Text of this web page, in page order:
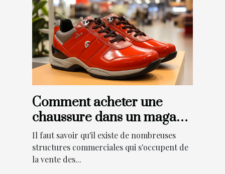
Comment acheter une
chaussure dans un magasin
de chaussures Les Sable
d'Olonne ?
Il faut savoir qu'il existe de nombreuses
structures commerciales qui s'occupent de
la vente des...